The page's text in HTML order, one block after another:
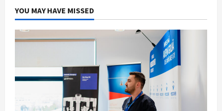
YOU MAY HAVE MISSED